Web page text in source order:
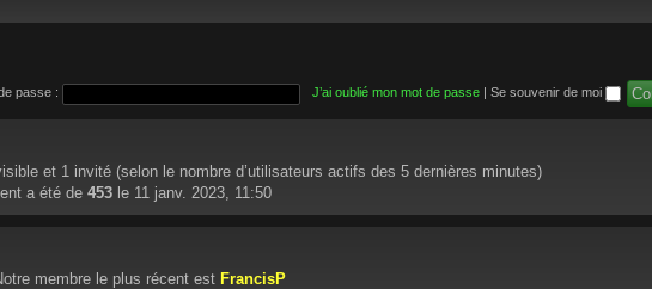
passe : J’ai oublié mon mot de passe Se souvenir de moi
et 1 invité (selon le nombre d’utilisateurs actifs des 5 dernières minutes)
a été de 453 le 11 janv. 2023, 11:50
membre le plus récent est FrancisP